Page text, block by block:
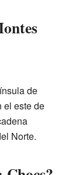
de
el este de
Norte.